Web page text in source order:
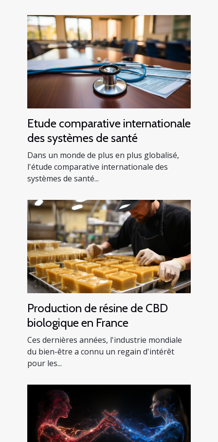
Etude comparative internationale
des systèmes de santé
Dans un monde de plus en plus globalisé,
l'étude comparative internationale des
systèmes de santé...
Production de résine de CBD
biologique en France
Ces dernières années, l'industrie mondiale
du bien-être a connu un regain d'intérêt
pour les...